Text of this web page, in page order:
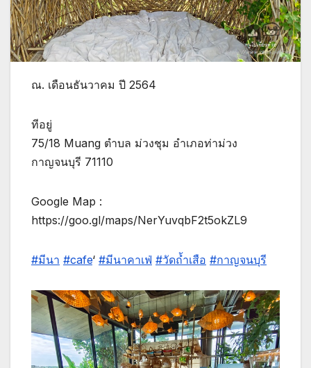
ณ. เดือนธันวาคม ปี 2564
ทีอยู่
75/18 Muang ตำบล ม่วงชุม อำเภอท่าม่วง
กาญจนบุรี 71110
Google Map :
https://goo.gl/maps/NerYuvqbF2t5okZL9
#มีนา #cafe‘ #มีนาคาเฟ่ #วัดถ้ำเสือ #กาญจนบุรี